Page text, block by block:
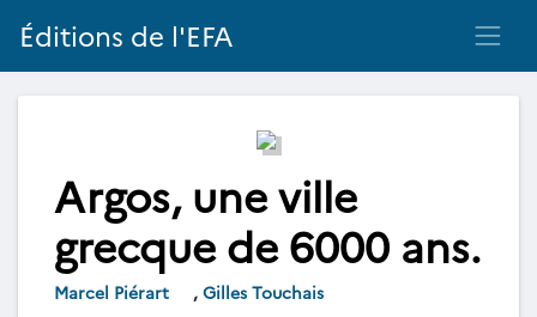
Éditions de l'EFA
Argos, une ville
grecque de 6000 ans.
Marcel Piérart , Gilles Touchais